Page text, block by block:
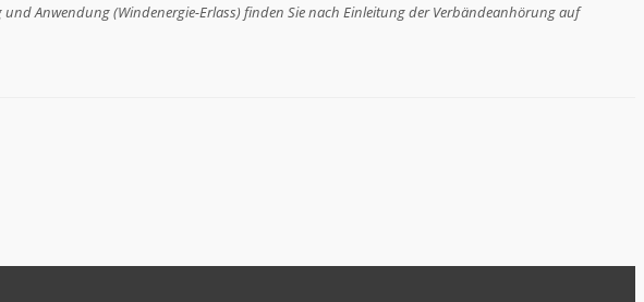
Anwendung (Windenergie-Erlass) finden Sie nach Einleitung der Verbändeanhörung auf